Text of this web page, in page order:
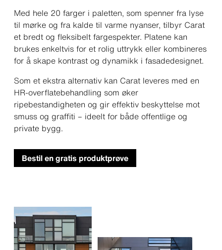
Med hele 20 farger i paletten, som spenner fra lyse
til mørke og fra kalde til varme nyanser, tilbyr Carat
et bredt og fleksibelt fargespekter. Platene kan
brukes enkeltvis for et rolig uttrykk eller kombineres
for å skape kontrast og dynamikk i fasadedesignet.
Som et ekstra alternativ kan Carat leveres med en
HR-overflatebehandling som øker
ripebestandigheten og gir effektiv beskyttelse mot
smuss og graffiti – ideelt for både offentlige og
private bygg.
Bestil en gratis produktprøve